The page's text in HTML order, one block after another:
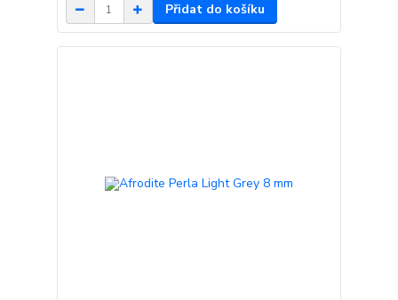
Přidat do košíku